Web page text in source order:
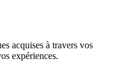
acquises à travers vos
expériences.